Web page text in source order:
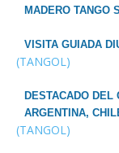
MADERO TANGO
VISITA GUIADA
(TANGOL)
DESTACADO DEL
ARGENTINA,
(TANGOL)